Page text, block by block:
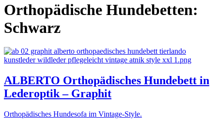
Orthopädische Hundebetten:
Schwarz
ALBERTO Orthopädisches Hundebett in
Lederoptik – Graphit
Orthopädisches Hundesofa im Vintage-Style.